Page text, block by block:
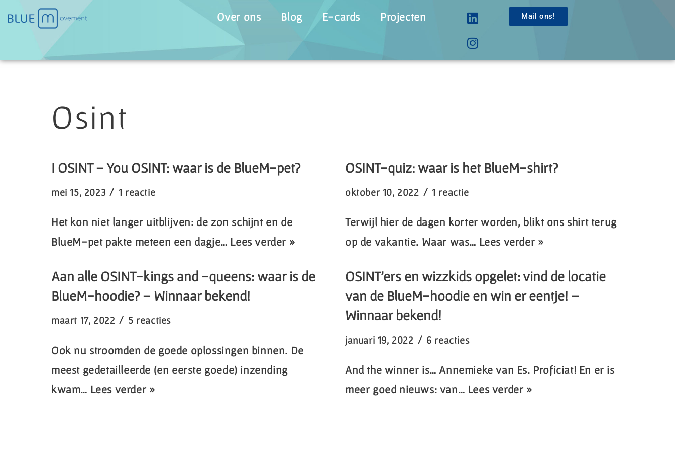
Over ons Blog E-cards Projecten Mail ons!
Osint
I OSINT – You OSINT: waar is de BlueM-pet?
mei 15, 2023 1 reactie
Het kon niet langer uitblijven: de zon schijnt en de
BlueM-pet pakte meteen een dagje… Lees verder »
OSINT-quiz: waar is het BlueM-shirt?
oktober 10, 2022 1 reactie
Terwijl hier de dagen korter worden, blikt ons shirt terug
op de vakantie. Waar was… Lees verder »
Aan alle OSINT-kings and -queens: waar is de
BlueM-hoodie? – Winnaar bekend!
maart 17, 2022 5 reacties
Ook nu stroomden de goede oplossingen binnen. De
meest gedetailleerde (en eerste goede) inzending
kwam… Lees verder »
OSINT’ers en wizzkids opgelet: vind de locatie
van de BlueM-hoodie en win er eentje! –
Winnaar bekend!
januari 19, 2022 6 reacties
And the winner is… Annemieke van Es. Proficiat! En er is
meer goed nieuws: van… Lees verder »